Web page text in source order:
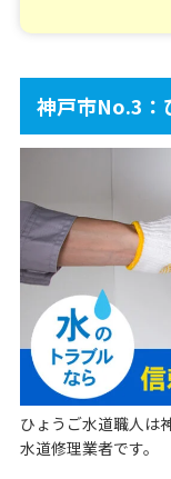
神戸市No.3：
ひょうご水道職人は
水道修理業者です。